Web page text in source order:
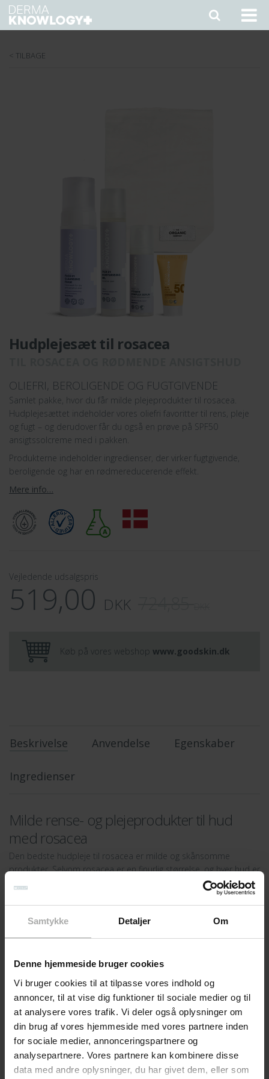
Samtykke Detaljer Om
Denne hjemmeside bruger cookies
Vi bruger cookies til at tilpasse vores indhold og
annoncer, til at vise dig funktioner til sociale medier og til
at analysere vores trafik. Vi deler også oplysninger om
din brug af vores hjemmeside med vores partnere inden
for sociale medier, annonceringspartnere og
analysepartnere. Vores partnere kan kombinere disse
data med andre oplysninger, du har givet dem, eller som
< TILBAGE
Hudplejesæt til rosacea
OLIEFRI, BEROLIGENDE OG FUGTGIVENDE
Samlet pakke, hvor du får milde plejeprodukter til rosacea.
Hudplejesættet indeholder vores oliefri favoritter til rens, pleje
og fugt – og derudover får du også en prøve på SPF50
ansigtssolcreme med i pakken.
Produkterne indeholder ingredienser, der virker fugtgivende,
beroligende og har en rødmereducerende effekt.
Mere info…
Vejledende udsalgspris
519,00 DKK
Køb på vores webshop www.goodskin.dk
Beskrivelse Anvendelse Egenskaber
Ingredienser
Milde rense- og plejeprodukter til hud
med rosacea
Den bedste hudpleje til rosacea er milde og skånsomme
produkter. Selvom rosacea er en finurlig størrelse, og hver hud er
unik, så er der nogle fælles ’triggers’, som kan få det til at blusse
fremprovokerer blussende hud og små betændte knopper
(papler og pustler).
oliefri ansigtsprodukter til rens, pleje og fugt. Derudover har vi
Alle produkterne indeholder ingredienser, som har en
fugtgivende, beroligende og rødmereducerende effekt.
Produkterne er naturligvis fri for parfume og farvestoffer, ligesom
de alle er allergicertificeret.
Pakken består af: